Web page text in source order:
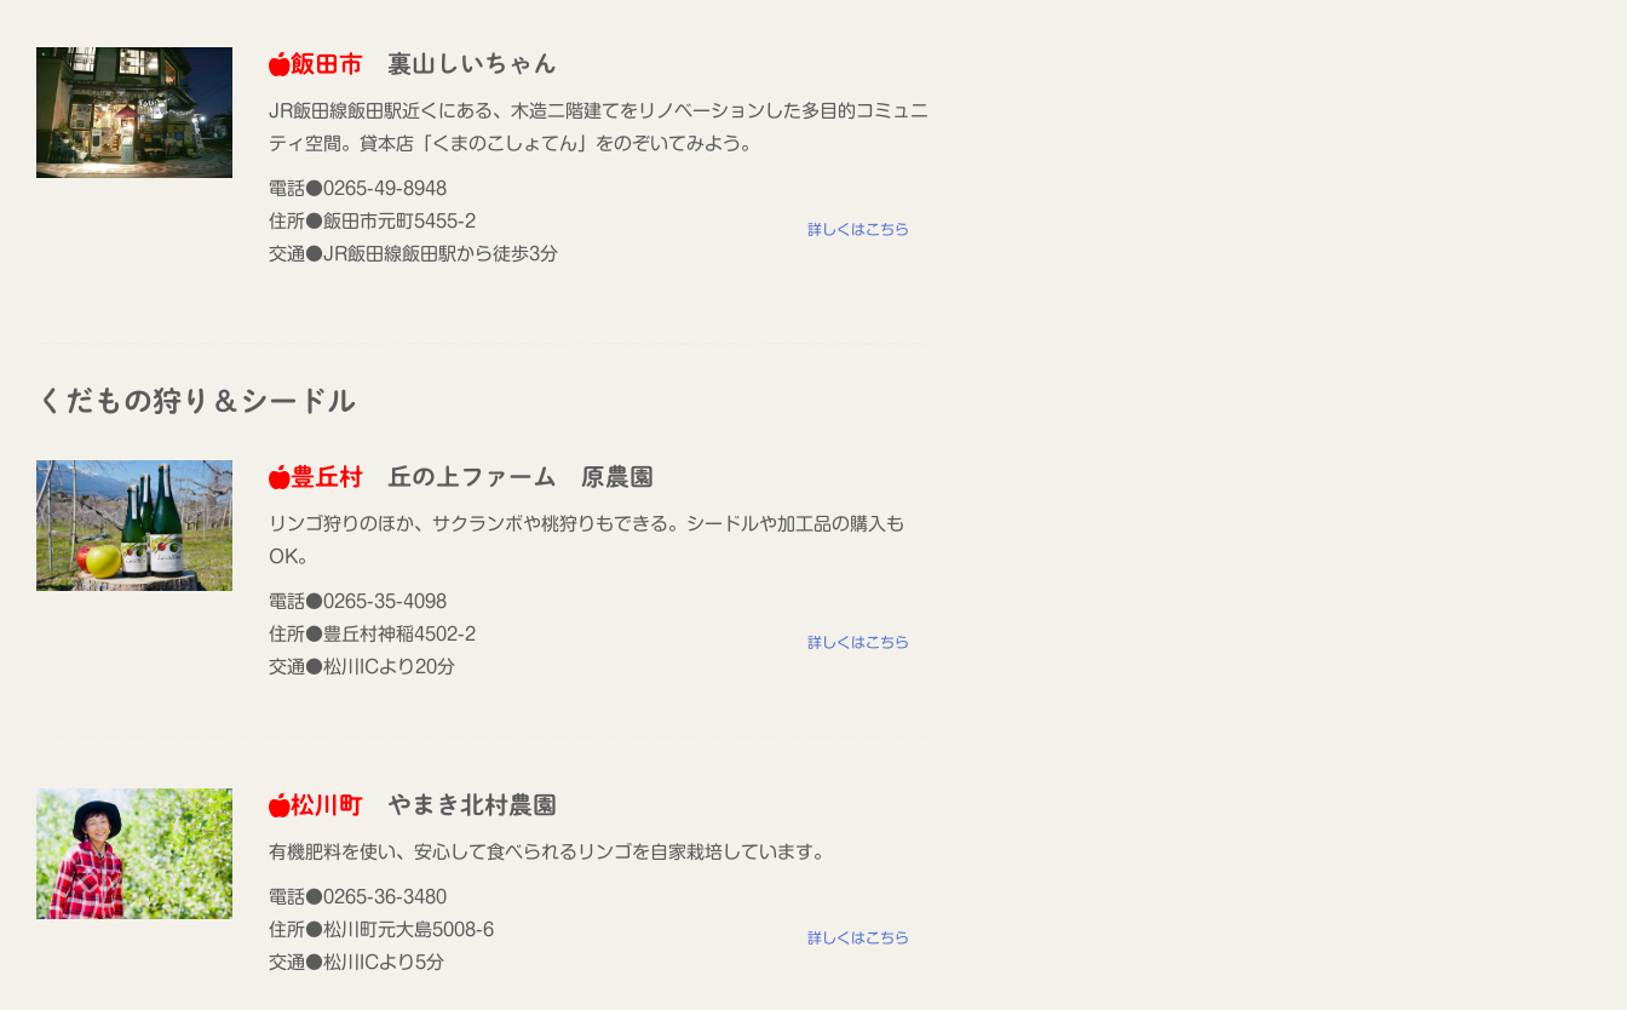
飯田市 裏山しいちゃん
JR飯田線飯田駅近くにある、木造二階建てをリノベーションした多目的コミュニ
ティ空間。貸本店「くまのこしょてん」をのぞいてみよう。
電話●0265-49-8948
住所●飯田市元町5455-2
交通●JR飯田線飯田駅から徒歩3分
詳しくはこちら
くだもの狩り＆シードル
豊丘村 丘の上ファーム 原農園
リンゴ狩りのほか、サクランボや桃狩りもできる。シードルや加工品の購入も
OK。
電話●0265-35-4098
住所●豊丘村神稲4502-2
交通●松川ICより20分
詳しくはこちら
松川町 やまき北村農園
有機肥料を使い、安心して食べられるリンゴを自家栽培しています。
電話●0265-36-3480
住所●松川町元大島5008-6
交通●松川ICより5分
詳しくはこちら